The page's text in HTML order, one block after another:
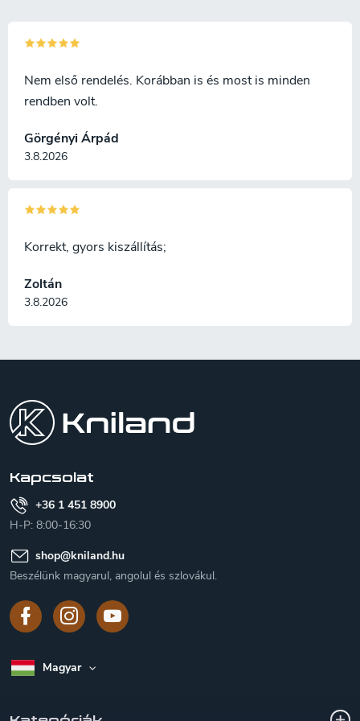
Görgényi Árpád
3.8.2026
Nem első rendelés. Korábban is és most is minden
rendben volt.
Zoltán
3.8.2026
Korrekt, gyors kiszállítás;
Kapcsolat
+36 1 451 8900
H-P: 8:00-16:30
shop@kniland.hu
Beszélünk magyarul, angolul és szlovákul.
Magyar